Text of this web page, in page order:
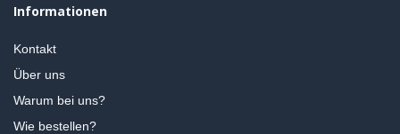
Informationen
Kontakt
Über uns
Warum bei uns?
Wie bestellen?